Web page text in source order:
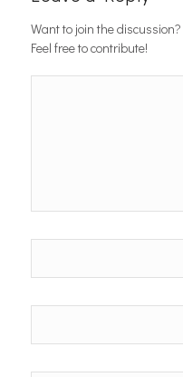
Want to join the discussion?
Feel free to contribute!